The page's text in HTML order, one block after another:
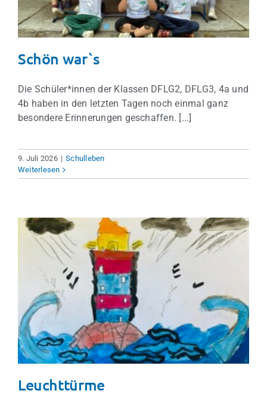
Schön war`s
Die Schüler*innen der Klassen DFLG2, DFLG3, 4a und
4b haben in den letzten Tagen noch einmal ganz
besondere Erinnerungen geschaffen. [...]
9. Juli 2026 | Schulleben
Weiterlesen
Leuchttürme
Schulleben
Leuchttürme